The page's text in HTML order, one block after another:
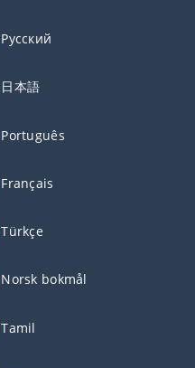
Русский
日本語
Português
Français
Türkçe
Norsk bokmål
Tamil